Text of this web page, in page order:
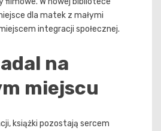
dla matek z małymi
integracji społecznej.
na
miejscu
książki pozostają sercem